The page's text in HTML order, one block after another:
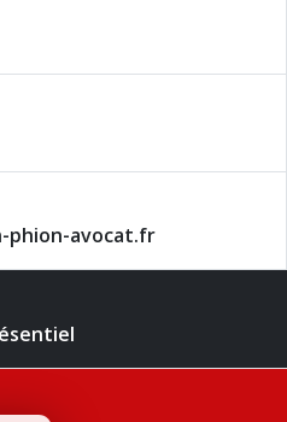
phion-avocat.fr